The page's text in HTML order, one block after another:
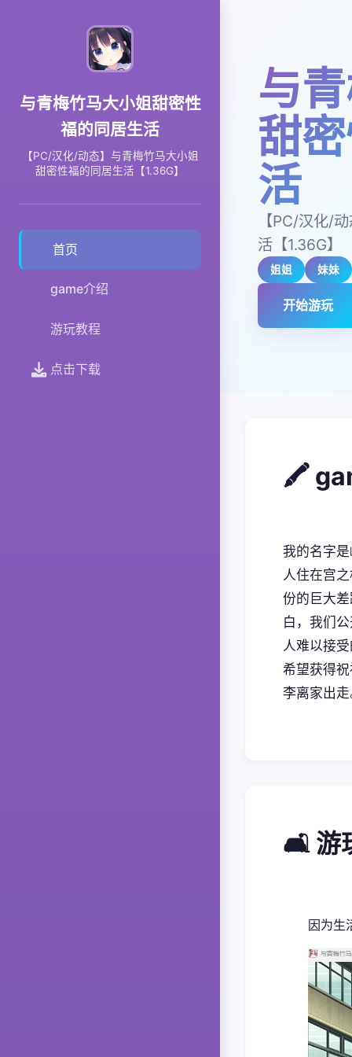
与青梅竹马大小姐甜密性
福的同居生活
【PC/汉化/动态】与青梅竹马大小姐
甜密性福的同居生活【1.36G】
首页
game介绍
游玩教程
点击下载
与
甜
活
【PC/汉化/
活【1.36G】
姐姐 妹妹
开始游玩
🖍️
我的名字
人住在宫
份的巨大
白，我们
人难以接
希望获得
李离家出
🛋️ 游
因为生